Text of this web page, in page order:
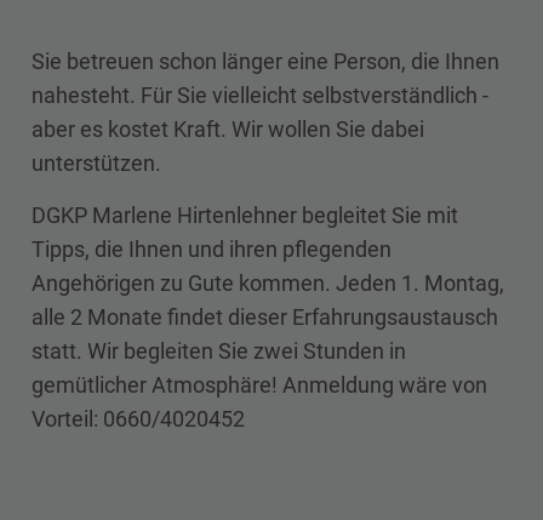
Sie betreuen schon länger eine Person, die Ihnen
nahesteht. Für Sie vielleicht selbstverständlich -
aber es kostet Kraft. Wir wollen Sie dabei
unterstützen.
DGKP Marlene Hirtenlehner begleitet Sie mit
Tipps, die Ihnen und ihren pflegenden
Angehörigen zu Gute kommen. Jeden 1. Montag,
alle 2 Monate findet dieser Erfahrungsaustausch
statt. Wir begleiten Sie zwei Stunden in
gemütlicher Atmosphäre! Anmeldung wäre von
Vorteil: 0660/4020452